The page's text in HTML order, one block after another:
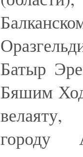
Батыр
Бяшим
городу